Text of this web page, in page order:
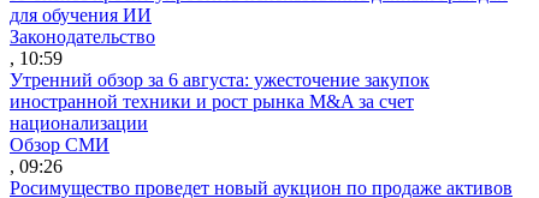
для обучения ИИ
Законодательство
, 10:59
Утренний обзор за 6 августа: ужесточение закупок
иностранной техники и рост рынка M&A за счет
национализации
Обзор СМИ
, 09:26
Росимущество проведет новый аукцион по продаже активов